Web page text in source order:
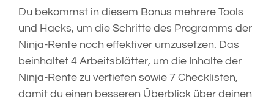
Du bekommst in diesem Bonus mehrere Tools
und Hacks, um die Schritte des Programms der
Ninja-Rente noch effektiver umzusetzen. Das
beinhaltet 4 Arbeitsblätter, um die Inhalte der
Ninja-Rente zu vertiefen sowie 7 Checklisten,
damit du einen besseren Überblick über deinen